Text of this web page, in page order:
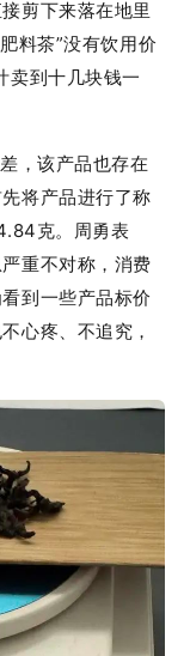
剪下来落在地里
料茶”没有饮用价
卖到十几块钱一
，该产品也存在
将产品进行了称
克。周勇表
重不对称，消费
到一些产品标价
心疼、不追究，